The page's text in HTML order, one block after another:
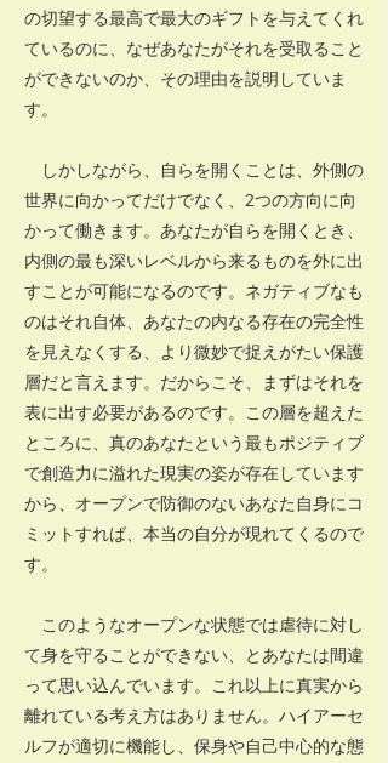
の切望する最高で最大のギフトを与えてくれ
ているのに、なぜあなたがそれを受取ること
ができないのか、その理由を説明していま
す。
しかしながら、自らを開くことは、外側の
世界に向かってだけでなく、2つの方向に向
かって働きます。あなたが自らを開くとき、
内側の最も深いレベルから来るものを外に出
すことが可能になるのです。ネガティブなも
のはそれ自体、あなたの内なる存在の完全性
を見えなくする、より微妙で捉えがたい保護
層だと言えます。だからこそ、まずはそれを
表に出す必要があるのです。この層を超えた
ところに、真のあなたという最もポジティブ
で創造力に溢れた現実の姿が存在しています
から、オープンで防御のないあなた自身にコ
ミットすれば、本当の自分が現れてくるので
す。
このようなオープンな状態では虐待に対し
て身を守ることができない、とあなたは間違
って思い込んでいます。これ以上に真実から
離れている考え方はありません。ハイアーセ
ルフが適切に機能し、保身や自己中心的な態